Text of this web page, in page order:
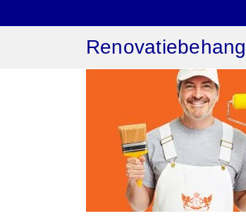
naar
Renovatiebehang